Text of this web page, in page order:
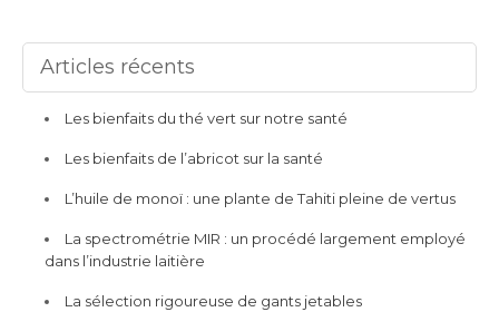
Articles récents
Les bienfaits du thé vert sur notre santé
Les bienfaits de l’abricot sur la santé
L’huile de monoï : une plante de Tahiti pleine de vertus
La spectrométrie MIR : un procédé largement employé
dans l’industrie laitière
La sélection rigoureuse de gants jetables